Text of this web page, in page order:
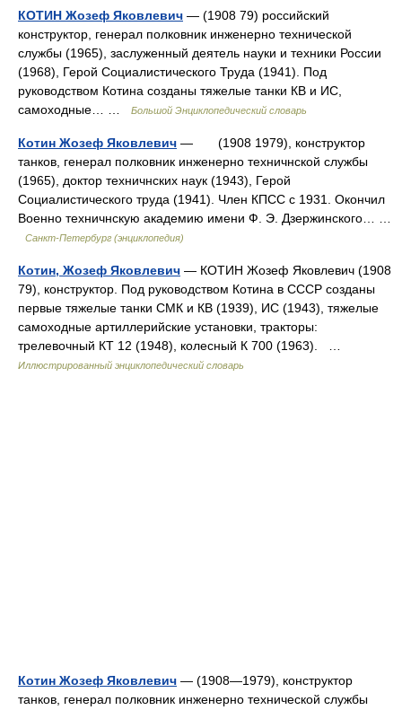
КОТИН Жозеф Яковлевич — (1908 79) российский
конструктор, генерал полковник инженерно технической
службы (1965), заслуженный деятель науки и техники России
(1968), Герой Социалистического Труда (1941). Под
руководством Котина созданы тяжелые танки КВ и ИС,
самоходные… …
Большой Энциклопедический словарь
Котин Жозеф Яковлевич — (1908 1979), конструктор
танков, генерал полковник инженерно техничнской службы
(1965), доктор техничнских наук (1943), Герой
Социалистического труда (1941). Член КПСС с 1931. Окончил
Военно техничнскую академию имени Ф. Э. Дзержинского… …
Санкт-Петербург (энциклопедия)
Котин, Жозеф Яковлевич — КОТИН Жозеф Яковлевич (1908
79), конструктор. Под руководством Котина в СССР созданы
первые тяжелые танки СМК и КВ (1939), ИС (1943), тяжелые
самоходные артиллерийские установки, тракторы:
трелевочный КТ 12 (1948), колесный К 700 (1963). …
Иллюстрированный энциклопедический словарь
Котин Жозеф Яковлевич — (1908—1979), конструктор
танков, генерал полковник инженерно технической службы